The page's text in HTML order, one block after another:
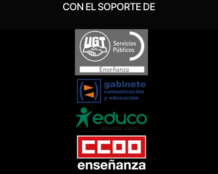
CON EL SOPORTE DE